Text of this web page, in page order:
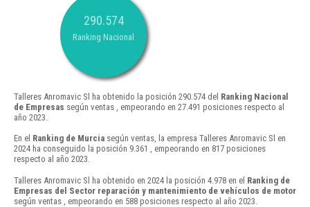
290.574
Ranking Nacional
Talleres Anromavic Sl ha obtenido la posición 290.574 del Ranking Nacional
de Empresas según ventas , empeorando en 27.491 posiciones respecto al
año 2023.
En el Ranking de Murcia según ventas, la empresa Talleres Anromavic Sl en
2024 ha conseguido la posición 9.361 , empeorando en 817 posiciones
respecto al año 2023.
Talleres Anromavic Sl ha obtenido en 2024 la posición 4.978 en el Ranking de
Empresas del Sector reparación y mantenimiento de vehículos de motor
según ventas , empeorando en 588 posiciones respecto al año 2023.